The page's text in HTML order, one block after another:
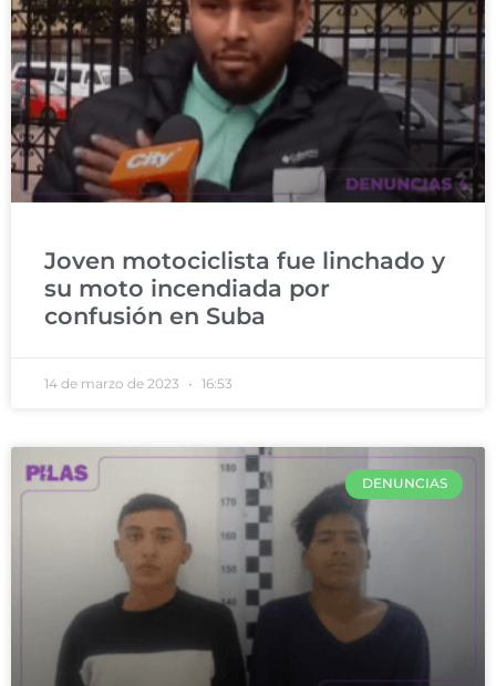
Joven motociclista fue linchado y
su moto incendiada por
confusión en Suba
14 de marzo de 2023 16:53
DENUNCIAS